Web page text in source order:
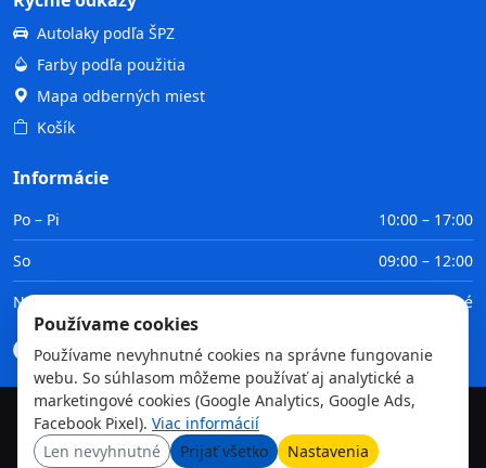
Autolaky podľa ŠPZ
Farby podľa použitia
Mapa odberných miest
Košík
Informácie
Po – Pi
10:00 – 17:00
So
09:00 – 12:00
Ne
Zatvorené
Doprava Platba Obchodné podmienky GDPR
©2026TvojaFarba.sk • Všetky práva vyhradené
GDPR
Obchodné podmienky Doprava Platba
Používame cookies
Používame nevyhnutné cookies na správne fungovanie
webu. So súhlasom môžeme používať aj analytické a
marketingové cookies (Google Analytics, Google Ads,
Facebook Pixel). Viac informácií
Len nevyhnutné
Prijať všetko Nastavenia